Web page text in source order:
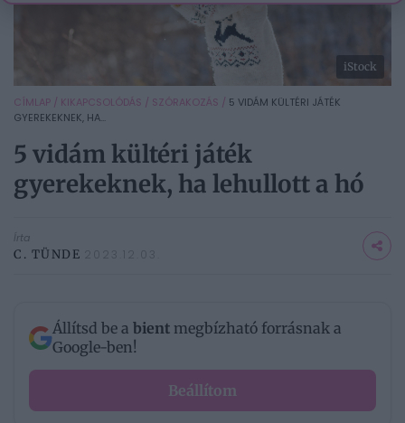
iStock
CÍMLAP / KIKAPCSOLÓDÁS / SZÓRAKOZÁS / 5 VIDÁM KÜLTÉRI JÁTÉK
GYEREKEKNEK, HA...
5 vidám kültéri játék
gyerekeknek, ha lehullott a hó
Írta
C. TÜNDE 2023.12.03.
Állítsd be a bient megbízható forrásnak a
Google-ben!
Beállítom